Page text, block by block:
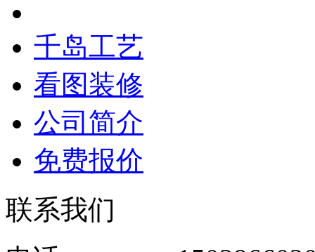
千岛工艺
看图装修
公司简介
免费报价
联系我们